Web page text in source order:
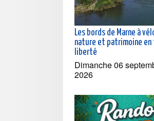
Les bords de Marne à
nature et patrimoine
liberté
Dimanche 06
2026